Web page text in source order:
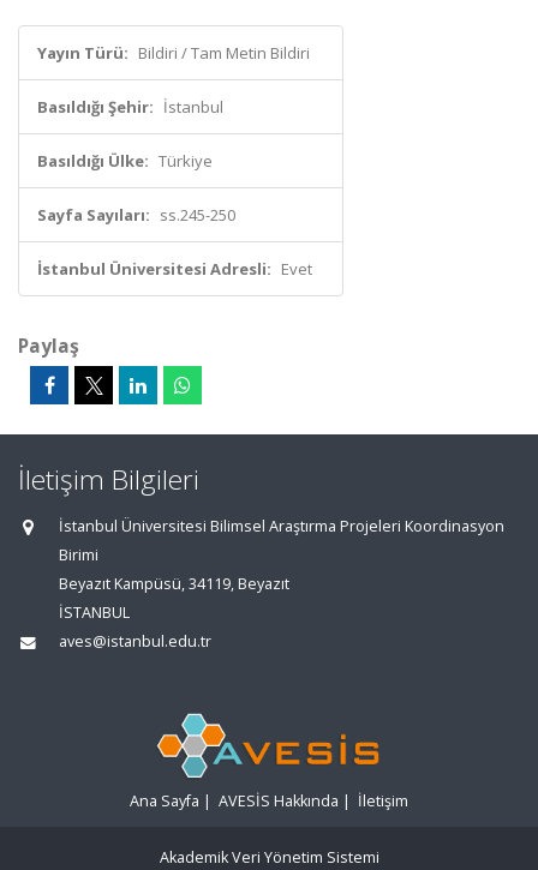
Yayın Türü: Bildiri / Tam Metin Bildiri
Basıldığı Şehir: İstanbul
Basıldığı Ülke: Türkiye
Sayfa Sayıları: ss.245-250
İstanbul Üniversitesi Adresli: Evet
Paylaş
İletişim Bilgileri
İstanbul Üniversitesi Bilimsel Araştırma Projeleri Koordinasyon
Birimi
Beyazıt Kampüsü, 34119, Beyazıt
İSTANBUL
aves@istanbul.edu.tr
Ana Sayfa | AVESİS Hakkında | İletişim
Akademik Veri Yönetim Sistemi